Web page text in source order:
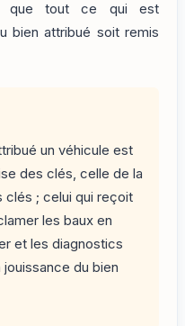
que tout ce qui est
bien attribué soit remis
un véhicule est
des clés, celle de la
clés ; celui qui reçoit
les baux en
et les diagnostics
du bien